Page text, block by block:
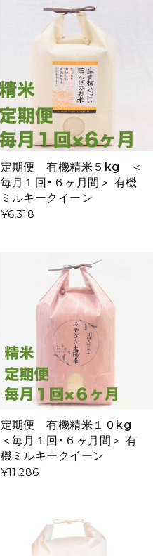
定期便 有機精米５kg ＜
毎月１回・６ヶ月間＞ 有機
ミルキークイーン
¥6,318
定期便 有機精米１０kg
＜毎月１回・６ヶ月間＞ 有
機ミルキークイーン
¥11,286